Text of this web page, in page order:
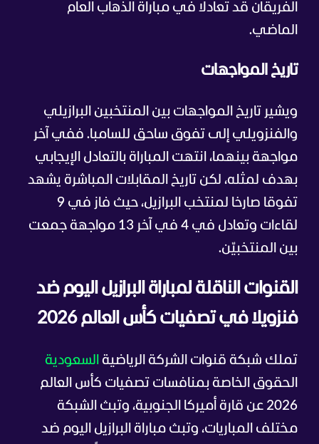
الفريقان قد تعادلا في مباراة الذهاب العام
الماضي.
تاريخ المواجهات
ويشير تاريخ المواجهات بين المنتخبين البرازيلي
والفنزويلي إلى تفوق ساحق للسامبا. ففي آخر
مواجهة بينهما، انتهت المباراة بالتعادل الإيجابي
بهدف لمثله، لكن تاريخ المقابلات المباشرة يشهد
تفوقا صارخا لمنتخب البرازيل، حيث فاز في 9
لقاءات وتعادل في 4 في آخر 13 مواجهة جمعت
بين المنتخبيّن.
القنوات الناقلة لمباراة البرازيل اليوم ضد
فنزويلا في تصفيات كأس العالم 2026
تملك شبكة قنوات الشركة الرياضية السعودية
الحقوق الخاصة بمنافسات تصفيات كأس العالم
2026 عن قارة أميركا الجنوبية، وتبث الشبكة
مختلف المباريات، وتبث مباراة البرازيل اليوم ضد